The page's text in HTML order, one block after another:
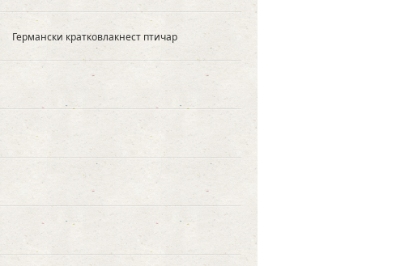
Германски кратковлакнест птичар